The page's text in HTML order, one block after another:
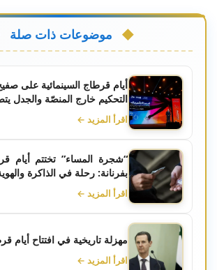
موضوعات ذات صلة
أيام قرطاج السينمائية على
التحكيم خارج المنصّة والجدل
اقرأ المزيد ←
“شجرة المساء” تختتم أيام
بفرنانة: رحلة في الذاكرة
اقرأ المزيد ←
مهزلة تاريخية في افتتاح أيام
اقرأ المزيد ←